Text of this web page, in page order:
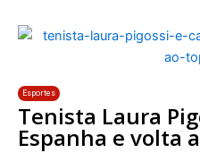
Esportes
Tenista Laura
Espanha e volta